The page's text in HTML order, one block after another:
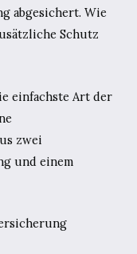
abgesichert. Wie
Schutz
einfachste Art der
zwei
und einem